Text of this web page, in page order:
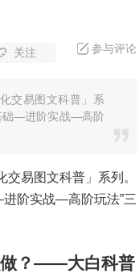
关注 参与评论
交易图文科普」系
础—进阶实战—高阶
易图文科普」系列。
阶实战—高阶玩法”三
做？——大白科普